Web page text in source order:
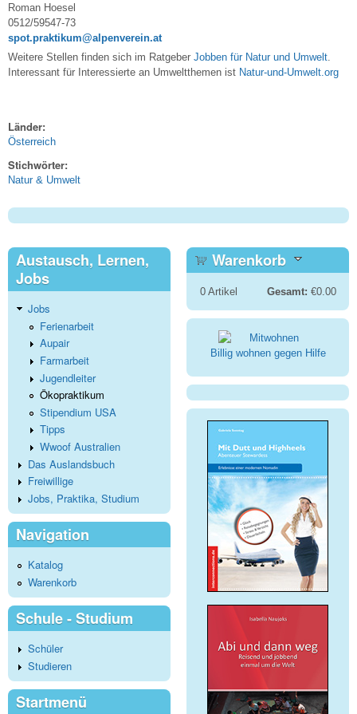
Roman Hoesel
0512/59547-73
spot.praktikum@alpenverein.at
Weitere Stellen finden sich im Ratgeber Jobben für Natur und Umwelt.
Interessant für Interessierte an Umweltthemen ist Natur-und-Umwelt.org
Länder:
Österreich
Stichwörter:
Natur & Umwelt
Austausch, Lernen,
Jobs
Jobs
Ferienarbeit
Aupair
Farmarbeit
Jugendleiter
Ökopraktikum
Stipendium USA
Tipps
Wwoof Australien
Das Auslandsbuch
Freiwillige
Jobs, Praktika, Studium
Navigation
Katalog
Warenkorb
Schule - Studium
Schüler
Studieren
Startmenü
Warenkorb
0Artikel Gesamt: €0.00
Billig wohnen gegen Hilfe